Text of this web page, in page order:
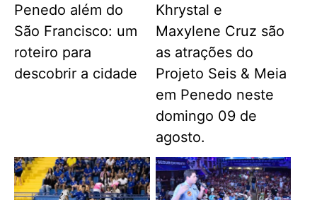
Penedo além do
São Francisco: um
roteiro para
descobrir a cidade
Khrystal e
Maxylene Cruz são
as atrações do
Projeto Seis & Meia
em Penedo neste
domingo 09 de
agosto.